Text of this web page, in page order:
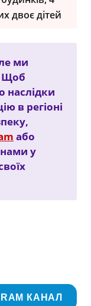
двоє дітей
ми
Щоб
наслідки
в регіоні
або
у
КАНАЛ